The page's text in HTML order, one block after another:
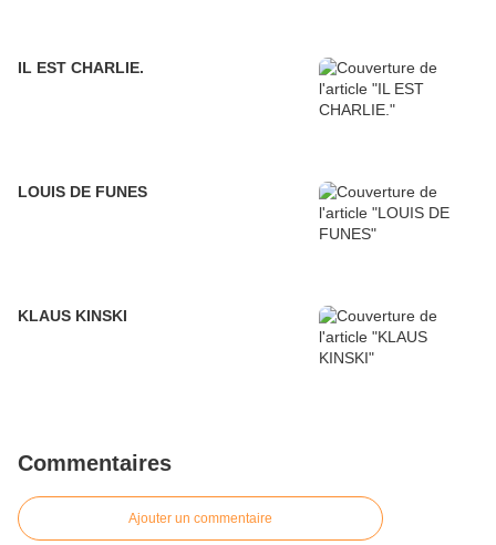
IL EST CHARLIE.
LOUIS DE FUNES
KLAUS KINSKI
Commentaires
Ajouter un commentaire